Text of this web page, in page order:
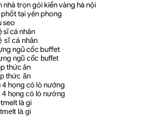
nhà trọn gói kiến vàng hà nội
phốt tại yên phong
seo
sĩ cá nhân
sĩ cá nhân
ngũ cốc buffet
ngũ cốc buffet
thức ăn
thức ăn
4 họng có lò nướng
4 họng có lò nướng
là gì
là gì